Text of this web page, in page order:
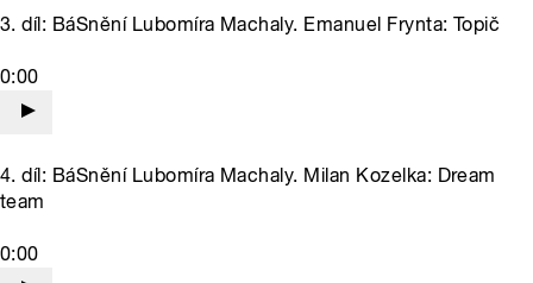
3. díl: BáSnění Lubomíra Machaly. Emanuel Frynta: Topič
0:00
4. díl: BáSnění Lubomíra Machaly. Milan Kozelka: Dream
team
0:00